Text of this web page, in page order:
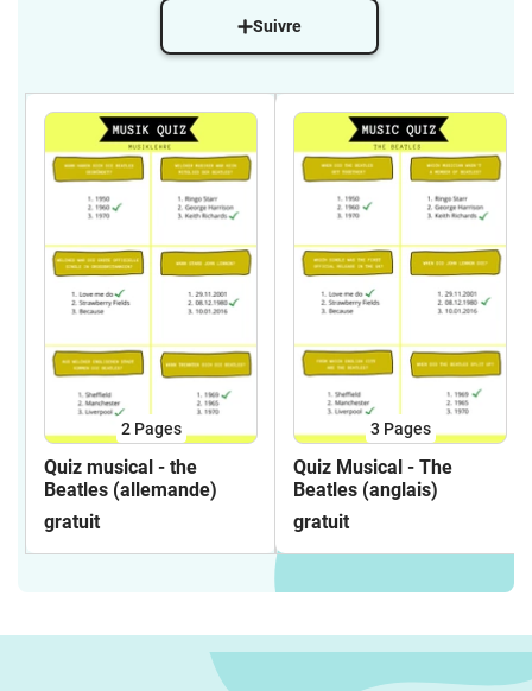
Suivre
2 Pages
Quiz musical - the
Beatles (allemande)
gratuit
3 Pages
Quiz Musical - The
Beatles (anglais)
gratuit